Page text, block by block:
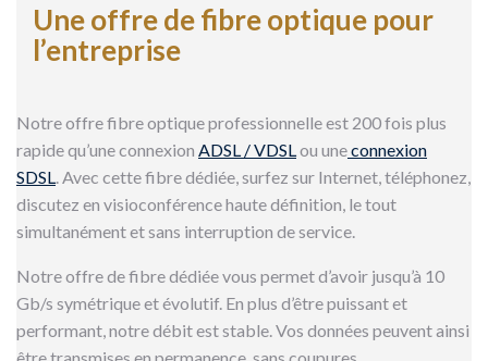
Une offre de fibre optique pour
l’entreprise
Notre offre fibre optique professionnelle est 200 fois plus
rapide qu’une connexion ADSL / VDSL ou uneconnexion
SDSL . Avec cette fibre dédiée, surfez sur Internet, téléphonez,
discutez en visioconférence haute définition, le tout
simultanément et sans interruption de service.
Notre offre de fibre dédiée vous permet d’avoir jusqu’à 10
Gb/s symétrique et évolutif. En plus d’être puissant et
performant, notre débit est stable. Vos données peuvent ainsi
être transmises en permanence, sans coupures.